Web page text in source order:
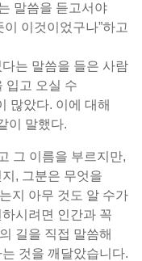
말씀을 듣고서야
이것이었구나”하고
는 말씀을 들은 사람
입고 오실 수
많았다. 이에 대해
이 말했다.
그 이름을 부르지만,
, 그분은 무엇을
지 아무 것도 알 수가
시려면 인간과 꼭
길을 직접 말씀해
것을 깨달았습니다.